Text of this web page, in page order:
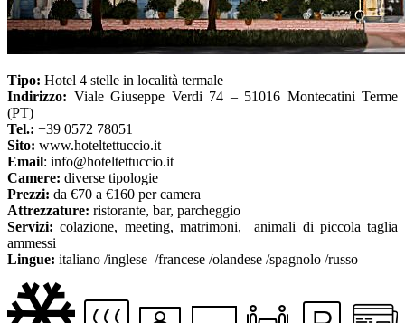
Tipo: Hotel 4 stelle in località termale
Indirizzo: Viale Giuseppe Verdi 74 – 51016 Montecatini Terme
(PT)
Tel.: +39 0572 78051
Sito: www.hoteltettuccio.it
Email: info@hoteltettuccio.it
Camere: diverse tipologie
Prezzi: da €70 a €160 per camera
Attrezzature: ristorante, bar, parcheggio
Servizi: colazione, meeting, matrimoni, animali di piccola taglia
ammessi
Lingue: italiano /inglese /francese /olandese /spagnolo /russo